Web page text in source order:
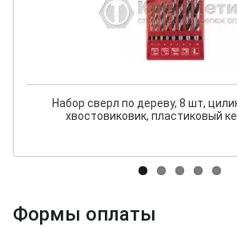
Набор сверл по дереву, 8 шт,
хвостовиковик, пластиковый
Формы оплаты